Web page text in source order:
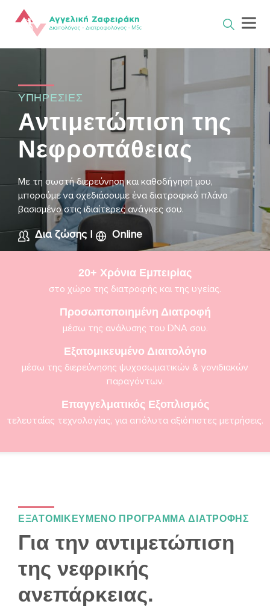
ΥΠΗΡΕΣΙΕΣ
Αντιμετώπιση της
Νεφροπάθειας
Με τη σωστή διερεύνηση και καθοδήγησή μου,
μπορούμε να σχεδιάσουμε ένα διατροφικό πλάνο
βασισμένο στις ιδιαίτερες ανάγκες σου.
Δια ζώσης | Online
20+ Χρόνια Εμπειρiας
στο χώρο της διατροφής και της υγείας.
Προσωποποιημένη Διατροφή
μέσω της ανάλυσης του DNA σου.
Εξατομικευμένο Διαιτολόγιο
μέσω της διερεύνησης ψυχοσωματικών & γονιδιακών
παραγόντων.
Επαγγελματικός Εξοπλισμός
τελευταίας τεχνολογίας, για απόλυτα αξιόπιστες μετρήσεις.
ΕΞΑΤΟΜΙΚΕΥΜΕΝΟ ΠΡΟΓΡΑΜΜΑ ΔΙΑΤΡΟΦΗΣ
Για την αντιμετώπιση
της νεφρικής
ανεπάρκειας.